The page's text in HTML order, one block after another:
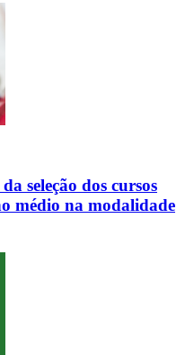
seleção dos cursos
médio na modalidade